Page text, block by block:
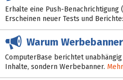
Erhalte eine Push-
Erscheinen neuer Tests und Berichte:
Warum
ComputerBase berichtet
Inhalte, sondern Werbebanner.